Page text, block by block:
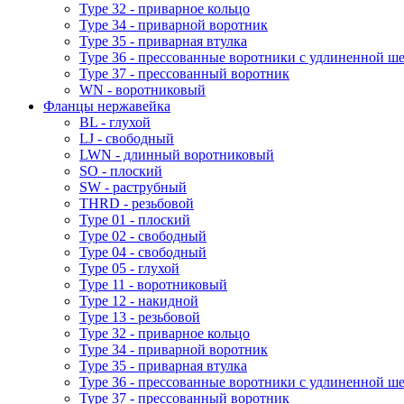
Type 32 - приварное кольцо
Type 34 - приварной воротник
Type 35 - приварная втулка
Type 36 - прессованные воротники с удлиненной
Type 37 - прессованный воротник
WN - воротниковый
Фланцы нержавейка
BL - глухой
LJ - свободный
LWN - длинный воротниковый
SO - плоский
SW - раструбный
THRD - резьбовой
Type 01 - плоский
Type 02 - свободный
Type 04 - свободный
Type 05 - глухой
Type 11 - воротниковый
Type 12 - накидной
Type 13 - резьбовой
Type 32 - приварное кольцо
Type 34 - приварной воротник
Type 35 - приварная втулка
Type 36 - прессованные воротники с удлиненной
Type 37 - прессованный воротник